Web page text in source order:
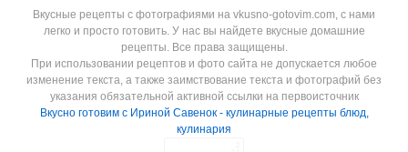
Вкусные рецепты с фотографиями на vkusno-gotovim.com, с нами
легко и просто готовить. У нас вы найдете вкусные домашние
рецепты. Все права защищены.
При использовании рецептов и фото сайта не допускается любое
изменение текста, а также заимствование текста и фотографий без
указания обязательной активной ссылки на первоисточник
Вкусно готовим с Ириной Савенок - кулинарные рецепты блюд,
кулинария